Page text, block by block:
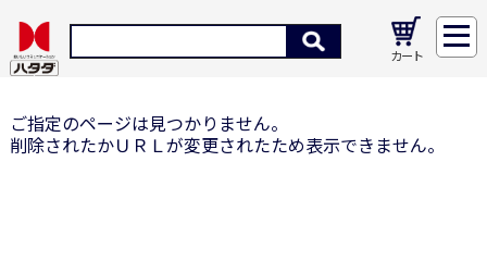
カート
ご指定のページは見つかりません。
削除されたかＵＲＬが変更されたため表示できません。